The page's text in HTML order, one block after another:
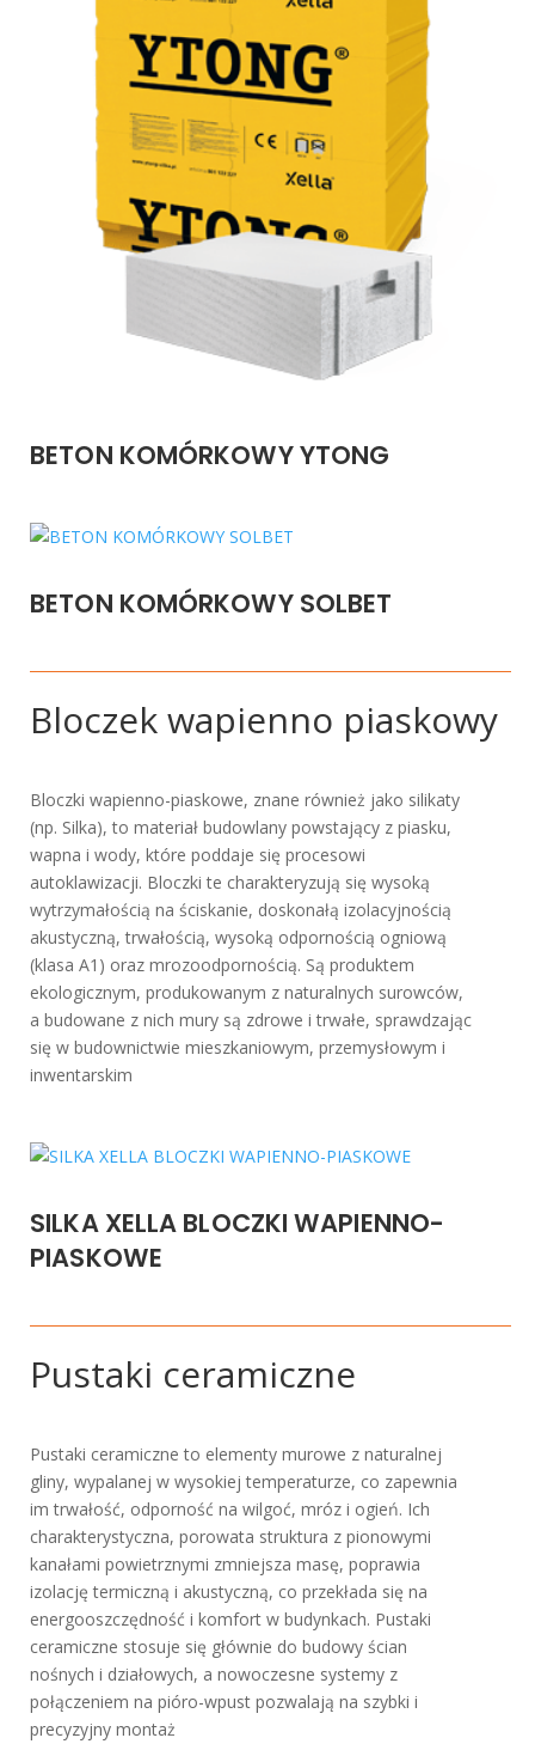
BETON KOMÓRKOWY YTONG
BETON KOMÓRKOWY SOLBET
Bloczek wapienno piaskowy
Bloczki wapienno-piaskowe, znane również jako silikaty
(np. Silka), to materiał budowlany powstający z piasku,
wapna i wody, które poddaje się procesowi
autoklawizacji. Bloczki te charakteryzują się wysoką
wytrzymałością na ściskanie, doskonałą izolacyjnością
akustyczną, trwałością, wysoką odpornością ogniową
(klasa A1) oraz mrozoodpornością. Są produktem
ekologicznym, produkowanym z naturalnych surowców,
a budowane z nich mury są zdrowe i trwałe, sprawdzając
się w budownictwie mieszkaniowym, przemysłowym i
inwentarskim
SILKA XELLA BLOCZKI WAPIENNO-
PIASKOWE
Pustaki ceramiczne
Pustaki ceramiczne to elementy murowe z naturalnej
gliny, wypalanej w wysokiej temperaturze, co zapewnia
im trwałość, odporność na wilgoć, mróz i ogień. Ich
charakterystyczna, porowata struktura z pionowymi
kanałami powietrznymi zmniejsza masę, poprawia
izolację termiczną i akustyczną, co przekłada się na
energooszczędność i komfort w budynkach. Pustaki
ceramiczne stosuje się głównie do budowy ścian
nośnych i działowych, a nowoczesne systemy z
połączeniem na pióro-wpust pozwalają na szybki i
precyzyjny montaż